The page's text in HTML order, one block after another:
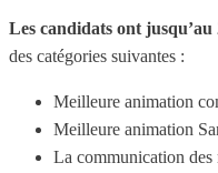
Les candidats ont
des catégories suivantes :
Meilleure animation
Meilleure animation
La communication des